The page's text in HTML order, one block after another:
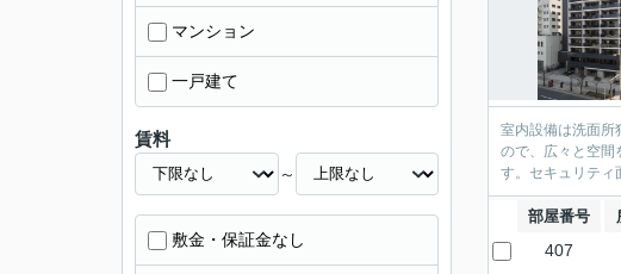
室内設備は洗面所
ので、広々と空間
す。セキュリティ
部屋番号
407
マンション
一戸建て
賃料
～
敷金・保証金なし